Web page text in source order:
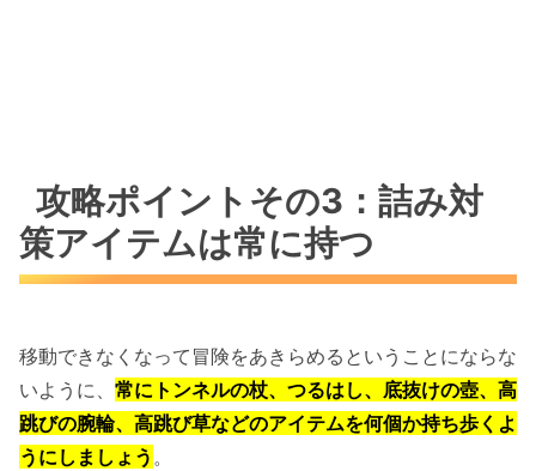
攻略ポイントその3：詰み対
策アイテムは常に持つ
移動できなくなって冒険をあきらめるということにならな
いように、 常にトンネルの杖、つるはし、底抜けの壺、高
跳びの腕輪、高跳び草などのアイテムを何個か持ち歩くよ
うにしましょう 。